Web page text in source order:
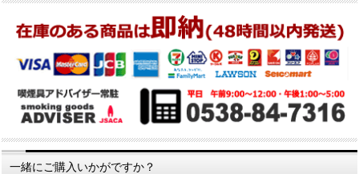
一緒にご購入いかがですか？